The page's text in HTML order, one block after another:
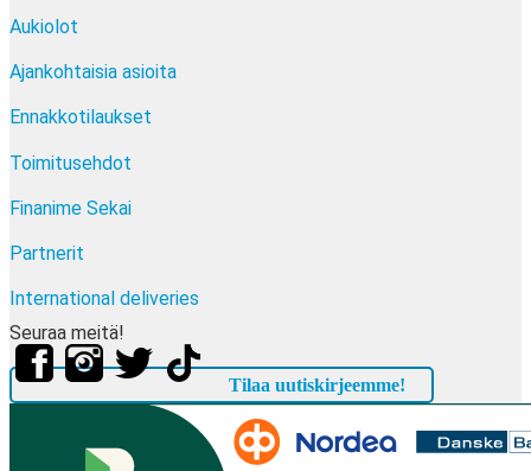
Aukiolot
Ajankohtaisia asioita
Ennakkotilaukset
Toimitusehdot
Finanime Sekai
Partnerit
International deliveries
Seuraa meitä!
Tilaa uutiskirjeemme!